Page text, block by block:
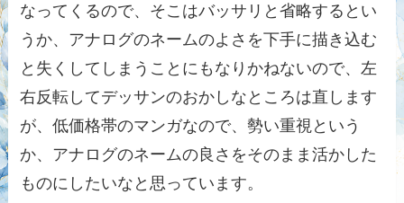
なってくるので、そこはバッサリと省略するとい
うか、アナログのネームのよさを下手に描き込む
と失くしてしまうことにもなりかねないので、左
右反転してデッサンのおかしなところは直します
が、低価格帯のマンガなので、勢い重視という
か、アナログのネームの良さをそのまま活かした
ものにしたいなと思っています。